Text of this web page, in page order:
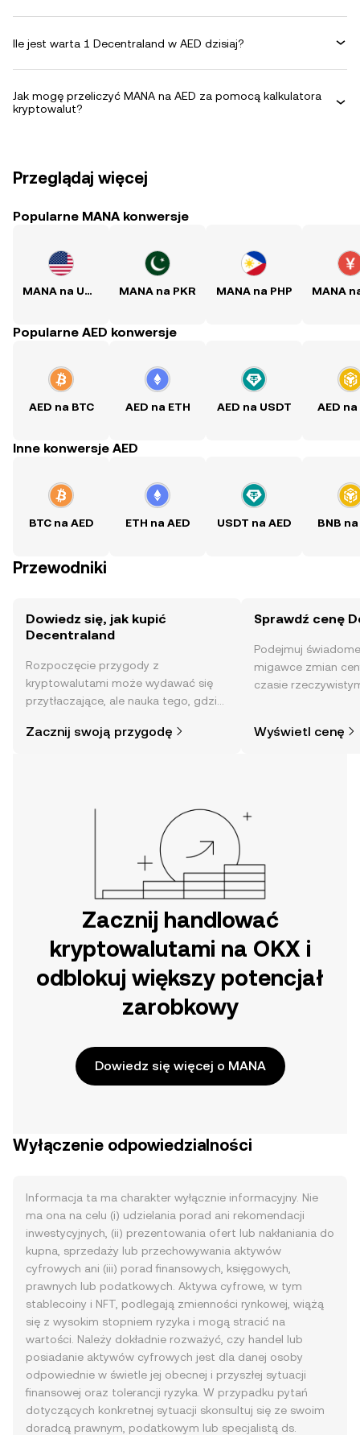
Ile jest warta 1 Decentraland w AED dzisiaj?
Jak mogę przeliczyć MANA na AED za pomocą kalkulatora
kryptowalut?
Przeglądaj więcej
Popularne MANA konwersje
MANA na USD MANA na PKR MANA na PHP
Popularne AED konwersje
AED na BTC AED na ETH AED na USDT AED na
Inne konwersje AED
BTC na AED ETH na AED USDT na AED BNB na
Przewodniki
Dowiedz się, jak kupić
Decentraland
Rozpoczęcie przygody z
kryptowalutami może wydawać się
przytłaczające, ale nauka tego, gdzie
mogłoby się wydawać. Rozpocznij
Zacznij swoją przygodę
Sprawdź cenę
Podejmuj
migawce zmian
czasie
Wyświetl cenę
Zacznij handlować
kryptowalutami na OKX i
odblokuj większy potencjał
zarobkowy
Dowiedz się więcej o MANA
Wyłączenie odpowiedzialności
Informacja ta ma charakter wyłącznie informacyjny. Nie
ma ona na celu (i) udzielania porad ani rekomendacji
inwestycyjnych, (ii) prezentowania ofert lub nakłaniania do
kupna, sprzedaży lub przechowywania aktywów
cyfrowych ani (iii) porad finansowych, księgowych,
prawnych lub podatkowych. Aktywa cyfrowe, w tym
stablecoiny i NFT, podlegają zmienności rynkowej, wiążą
się z wysokim stopniem ryzyka i mogą stracić na
wartości. Należy dokładnie rozważyć, czy handel lub
posiadanie aktywów cyfrowych jest dla danej osoby
odpowiednie w świetle jej obecnej i przyszłej sytuacji
finansowej oraz tolerancji ryzyka. W przypadku pytań
dotyczących konkretnej sytuacji skonsultuj się ze swoim
doradcą prawnym, podatkowym lub specjalistą ds.